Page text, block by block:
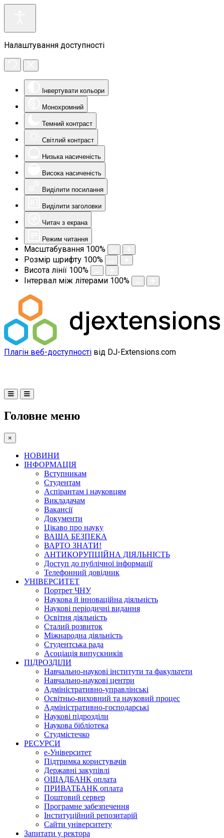
Налаштування доступності
Інвертувати кольори
Монохромний
Темний контраст
Світлий контраст
Низька насиченість
Висока насиченість
Виділити посилання
Виділити заголовки
Читач з екрана
Режим читання
Масштабування 100%
Розмір шрифту 100%
Висота лінії 100%
Інтервал між літерами 100%
Плагін веб-доступності від DJ-Extensions.com
Головне меню
×
НОВИНИ
ІНФОРМАЦІЯ
Вступникам
Студентам
Аспірантам і науковцям
Викладачам
Вакансії
Документи
Цікаво про науку
ВАША БЕЗПЕКА
ВАРТО ЗНАТИ!
АНТИКОРУПЦІЙНА ДІЯЛЬНІСТЬ
Доступ до публічної інформації
Телефонний довідник
УНІВЕРСИТЕТ
Портрет ЧНУ
Наукова й інноваційна діяльність
Наукові періодичні видання
Освітня діяльність
Сталий розвиток
Міжнародна діяльність
Студентська рада
Асоціація випускників
ПІДРОЗДІЛИ
Навчально-наукові інститути та факультети
Навчально-наукові центри
Адміністративно-управлінські
Освітньо-виховний та науковий процес
Адміністративно-господарські
Наукові підрозділи
Наукова бібліотека
Студмістечко
РЕСУРСИ
е-Університет
Підтримка користувачів
Державні закупівлі
ОЩАДБАНК оплата
ПРИВАТБАНК оплата
Поштовий сервер
Програмне забезпечення
Інституційний репозитарій
Сайти університету
Запитати у ректора